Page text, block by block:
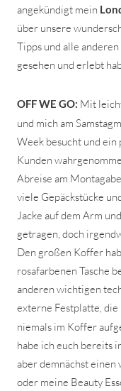
angekündigt mein
über unsere
Tipps und alle
gesehen und erlebt
OFF WE GO: Mit
und mich am
Week besucht und
Kunden
Abreise am
viele Gepäckstücke
Jacke auf dem Arm
getragen, doch
Den großen Koffer
rosafarbenen Tasche
anderen wichtigen
externe Festplatte,
niemals im Koffer
habe ich euch bereits
aber demnächst einen
oder meine Beauty